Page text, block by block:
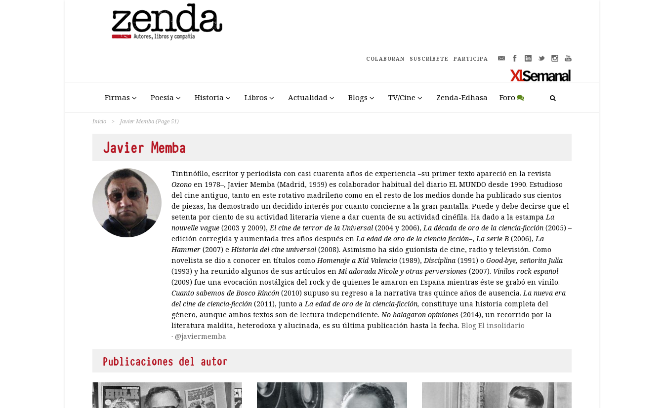
COLABORAN SUSCRÍBETE PARTICIPA
Firmas Poesía Historia Libros Actualidad Blogs TV/Cine Zenda-Edhasa Foro
Inicio > Javier Memba (Page 51)
Javier Memba
Tintinófilo, escritor y periodista con casi cuarenta años de experiencia –su primer texto apareció en la revista
Ozono en 1978–, Javier Memba (Madrid, 1959) es colaborador habitual del diario EL MUNDO desde 1990. Estudioso
del cine antiguo, tanto en este rotativo madrileño como en el resto de los medios donde ha publicado sus cientos
de piezas, ha demostrado un decidido interés por cuanto concierne a la gran pantalla. Puede y debe decirse que el
setenta por ciento de su actividad literaria viene a dar cuenta de su actividad cinéfila. Ha dado a la estampaLa
nouvelle vague (2003 y 2009),El cine de terror de la Universal (2004 y 2006),La década de oro de la ciencia-ficción (2005) –
edición corregida y aumentada tres años después enLa edad de oro de la ciencia ficción–,La serie B (2006),La
Hammer (2007) eHistoria del cine universal (2008). Asimismo ha sido guionista de cine, radio y televisión. Como
novelista se dio a conocer en títulos comoHomenaje a Kid Valencia (1989),Disciplina (1991) o Good-bye, señorita Julia
(1993) y ha reunido algunos de sus artículos enMi adorada Nicole y otras perversiones (2007). Vinilos rock español
(2009) fue una evocación nostálgica del rock y de quienes le amaron en España mientras éste se grabó en vinilo.
Cuanto sabemos de Bosco Rincón (2010) supuso su regreso a la narrativa tras quince años de ausencia.La nueva era
del cine de ciencia-ficción (2011), junto aLa edad de oro de la ciencia-ficción, constituye una historia completa del
género, aunque ambos textos son de lectura independiente.No halagaron opiniones (2014), un recorrido por la
literatura maldita, heterodoxa y alucinada, es su última publicación hasta la fecha. Blog El insolidario
· @javiermemba
Publicaciones del autor